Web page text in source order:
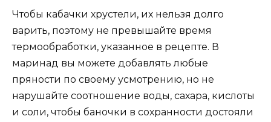
Чтобы кабачки хрустели, их нельзя долго
варить, поэтому не превышайте время
термообработки, указанное в рецепте. В
маринад вы можете добавлять любые
пряности по своему усмотрению, но не
нарушайте соотношение воды, сахара, кислоты
и соли, чтобы баночки в сохранности достояли